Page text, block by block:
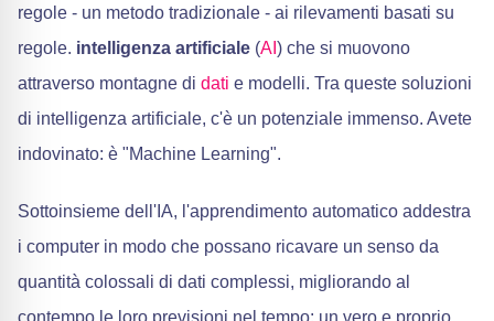
regole - un metodo tradizionale - ai rilevamenti basati su
regole. intelligenza artificiale (AI ) che si muovono
attraverso montagne di dati e modelli. Tra queste soluzioni
di intelligenza artificiale, c'è un potenziale immenso. Avete
indovinato: è "Machine Learning".
Sottoinsieme dell'IA, l'apprendimento automatico addestra
i computer in modo che possano ricavare un senso da
quantità colossali di dati complessi, migliorando al
contempo le loro previsioni nel tempo: un vero e proprio